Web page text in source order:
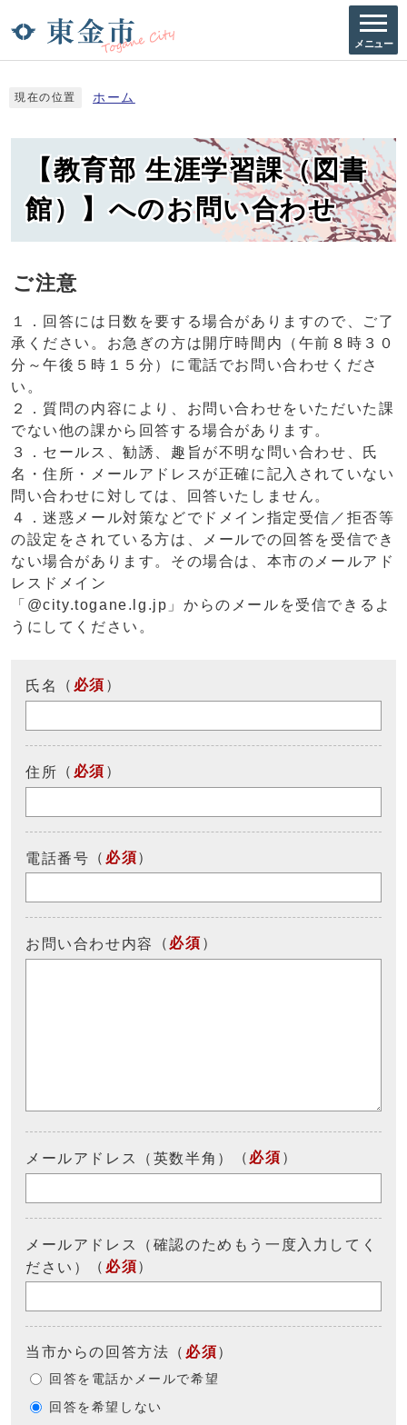
メニュー
現在の位置 ホーム
【教育部 生涯学習課（図書
館）】へのお問い合わせ
ご注意
１．回答には日数を要する場合がありますので、ご了
承ください。お急ぎの方は開庁時間内（午前８時３０
分～午後５時１５分）に電話でお問い合わせくださ
い。
２．質問の内容により、お問い合わせをいただいた課
でない他の課から回答する場合があります。
３．セールス、勧誘、趣旨が不明な問い合わせ、氏
名・住所・メールアドレスが正確に記入されていない
問い合わせに対しては、回答いたしません。
４．迷惑メール対策などでドメイン指定受信／拒否等
の設定をされている方は、メールでの回答を受信でき
ない場合があります。その場合は、本市のメールアド
レスドメイン
「@city.togane.lg.jp」からのメールを受信できるよ
うにしてください。
氏名 （ 必須 ）
住所 （ 必須 ）
電話番号 （ 必須）
お問い合わせ内容 （ 必須 ）
メールアドレス（英数半角） （ 必須 ）
メールアドレス（確認のためもう一度入力してく
ださい）
（ 必須）
当市からの回答方法 （ 必須）
回答を電話かメールで希望
回答を希望しない